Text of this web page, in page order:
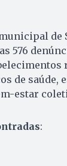
de
576
de saúde,
estar
: